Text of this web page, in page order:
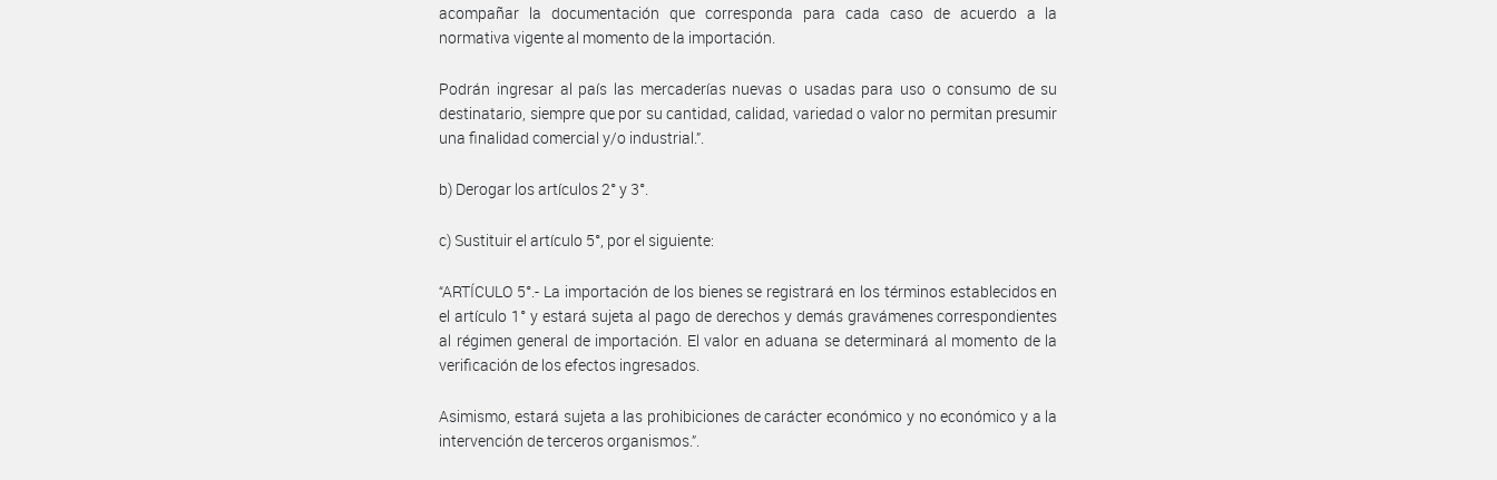
acompañar la documentación que corresponda para cada caso de acuerdo a la
normativa vigente al momento de la importación.
Podrán ingresar al país las mercaderías nuevas o usadas para uso o consumo de su
destinatario, siempre que por su cantidad, calidad, variedad o valor no permitan presumir
una finalidad comercial y/o industrial.”.
b) Derogar los artículos 2° y 3°.
c) Sustituir el artículo 5°, por el siguiente:
“ARTÍCULO 5°.- La importación de los bienes se registrará en los términos establecidos en
el artículo 1° y estará sujeta al pago de derechos y demás gravámenes correspondientes
al régimen general de importación. El valor en aduana se determinará al momento de la
verificación de los efectos ingresados.
Asimismo, estará sujeta a las prohibiciones de carácter económico y no económico y a la
intervención de terceros organismos.”.